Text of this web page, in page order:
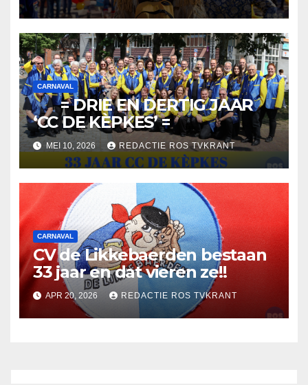
CARNAVAL
= DRIE EN DERTIG JAAR
‘CC DE KÈPKES’ =
MEI 10, 2026 REDACTIE ROS TVKRANT
CARNAVAL
CV de Likkebaerden bestaan
33 jaar en dat vieren ze!!
APR 20, 2026 REDACTIE ROS TVKRANT